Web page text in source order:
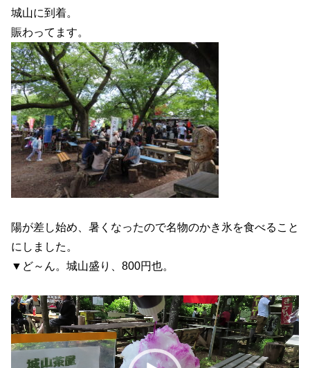
城山に到着。
賑わってます。
陽が差し始め、暑くなったので名物のかき氷を食べること
にしました。
▼ど～ん。城山盛り、800円也。
動
画
プ